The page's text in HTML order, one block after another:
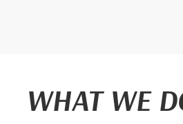
WHAT WE